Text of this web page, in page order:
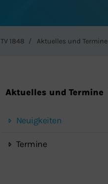
TV 1848 Aktuelles und Termine
Aktuelles und Termine
Neuigkeiten
Termine